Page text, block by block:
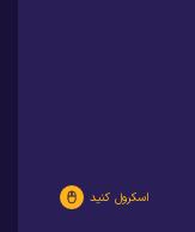
اسکرول کنید